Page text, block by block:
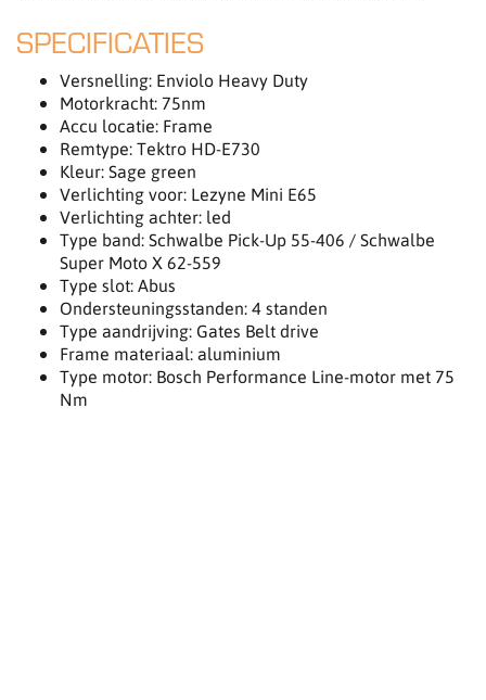
SPECIFICATIES
Versnelling: Enviolo Heavy Duty
Motorkracht: 75nm
Accu locatie: Frame
Remtype: Tektro HD-E730
Kleur: Sage green
Verlichting voor: Lezyne Mini E65
Verlichting achter: led
Type band: Schwalbe Pick-Up 55-406 / Schwalbe
Super Moto X 62-559
Type slot: Abus
Ondersteuningsstanden: 4 standen
Type aandrijving: Gates Belt drive
Frame materiaal: aluminium
Type motor: Bosch Performance Line-motor met 75
Nm